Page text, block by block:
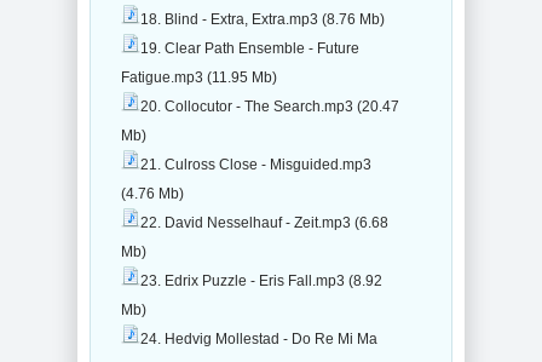
18. Blind - Extra, Extra.mp3 (8.76 Mb)
19. Clear Path Ensemble - Future
Fatigue.mp3 (11.95 Mb)
20. Collocutor - The Search.mp3 (20.47
Mb)
21. Culross Close - Misguided.mp3
(4.76 Mb)
22. David Nesselhauf - Zeit.mp3 (6.68
Mb)
23. Edrix Puzzle - Eris Fall.mp3 (8.92
Mb)
24. Hedvig Mollestad - Do Re Mi Ma